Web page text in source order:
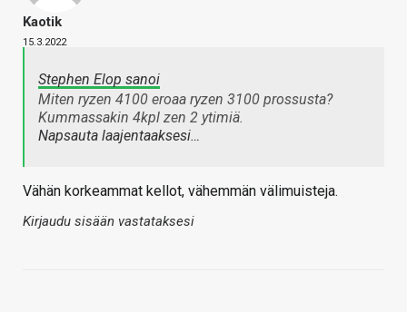
Kaotik
15.3.2022
Stephen Elop sanoi
Miten ryzen 4100 eroaa ryzen 3100 prossusta?
Kummassakin 4kpl zen 2 ytimiä.
Napsauta laajentaaksesi…
Vähän korkeammat kellot, vähemmän välimuisteja.
Kirjaudu sisään vastataksesi